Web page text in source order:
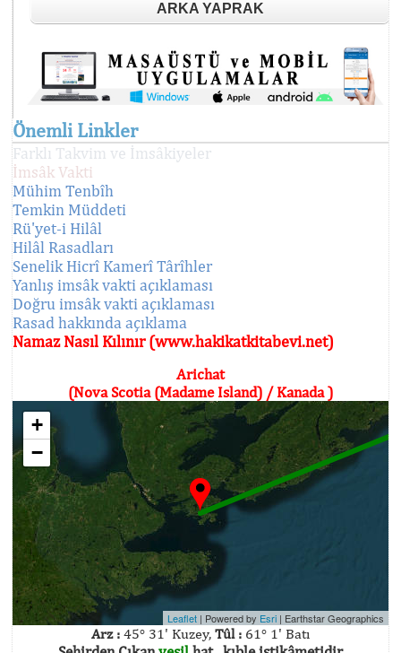
ARKA YAPRAK
Önemli Linkler
Farklı Takvim ve İmsâkiyeler
İmsâk Vakti
Mühim Tenbîh
Temkin Müddeti
Rü'yet-i Hilâl
Hilâl Rasadları
Senelik Hicrî Kamerî Târîhler
Yanlış imsâk vakti açıklaması
Doğru imsâk vakti açıklaması
Rasad hakkında açıklama
Namaz Nasıl Kılınır (www.hakikatkitabevi.net)
Arichat
(Nova Scotia (Madame Island) / Kanada )
+
−
Leaflet | Powered by Esri | Earthstar Geographics
Arz : 45° 31' Kuzey, Tûl : 61° 1' Batı